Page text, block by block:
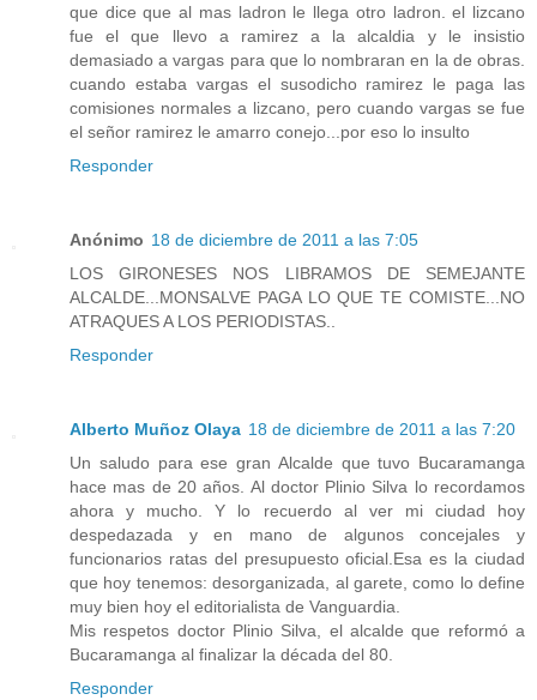
que dice que al mas ladron le llega otro ladron. el lizcano
fue el que llevo a ramirez a la alcaldia y le insistio
demasiado a vargas para que lo nombraran en la de obras.
cuando estaba vargas el susodicho ramirez le paga las
comisiones normales a lizcano, pero cuando vargas se fue
el señor ramirez le amarro conejo...por eso lo insulto
Responder
Anónimo 18 de diciembre de 2011 a las 7:05
LOS GIRONESES NOS LIBRAMOS DE SEMEJANTE
ALCALDE...MONSALVE PAGA LO QUE TE COMISTE...NO
ATRAQUES A LOS PERIODISTAS..
Responder
Alberto Muñoz Olaya 18 de diciembre de 2011 a las 7:20
Un saludo para ese gran Alcalde que tuvo Bucaramanga
hace mas de 20 años. Al doctor Plinio Silva lo recordamos
ahora y mucho. Y lo recuerdo al ver mi ciudad hoy
despedazada y en mano de algunos concejales y
funcionarios ratas del presupuesto oficial.Esa es la ciudad
que hoy tenemos: desorganizada, al garete, como lo define
muy bien hoy el editorialista de Vanguardia.
Mis respetos doctor Plinio Silva, el alcalde que reformó a
Bucaramanga al finalizar la década del 80.
Responder